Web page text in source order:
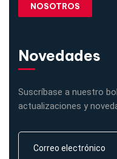
NOSOTROS
Novedades
Suscríbase a nuestro
actualizaciones y